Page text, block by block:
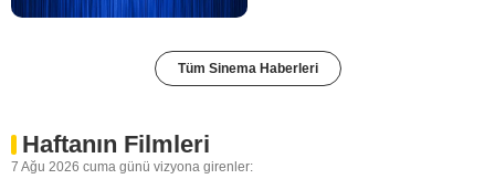
Tüm Sinema Haberleri
Haftanın Filmleri
7 Ağu 2026 cuma günü vizyona girenler: